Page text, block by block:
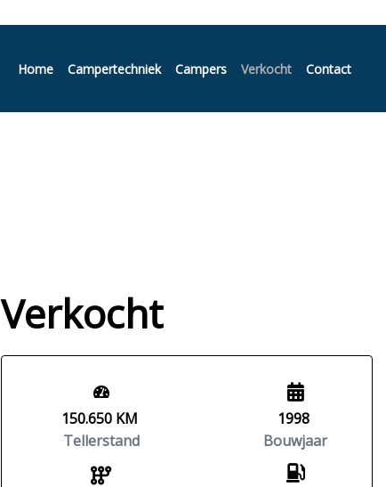
Home Campertechniek Campers Verkocht Contact
Verkocht
150.650 KM
Tellerstand
1998
Bouwjaar